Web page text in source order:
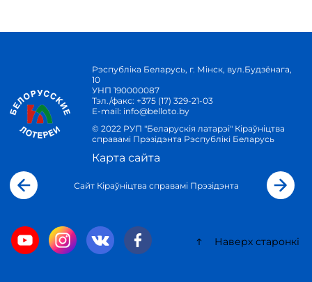
Рэспубліка Беларусь, г. Мінск, вул.Будзёнага,
10
УНП 190000087
Тэл./факс: +375 (17) 329-21-03
E-mail: info@belloto.by
© 2022 РУП "Беларускія латарэі" Кіраўніцтва
справамі Прэзідэнта Рэспублікі Беларусь
Карта сайта
Сайт Кіраўніцтва справамі Прэзідэнта
Наверх старонкі